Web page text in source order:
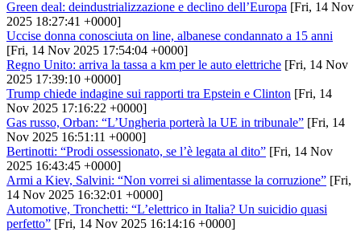
Green deal: deindustrializzazione e declino dell’Europa [Fri, 14 Nov
2025 18:27:41 +0000]
Uccise donna conosciuta on line, albanese condannato a 15 anni
[Fri, 14 Nov 2025 17:54:04 +0000]
Regno Unito: arriva la tassa a km per le auto elettriche [Fri, 14 Nov
2025 17:39:10 +0000]
Trump chiede indagine sui rapporti tra Epstein e Clinton [Fri, 14
Nov 2025 17:16:22 +0000]
Gas russo, Orban: “L’Ungheria porterà la UE in tribunale” [Fri, 14
Nov 2025 16:51:11 +0000]
Bertinotti: “Prodi ossessionato, se l’è legata al dito” [Fri, 14 Nov
2025 16:43:45 +0000]
Armi a Kiev, Salvini: “Non vorrei si alimentasse la corruzione” [Fri,
14 Nov 2025 16:32:01 +0000]
Automotive, Tronchetti: “L’elettrico in Italia? Un suicidio quasi
perfetto” [Fri, 14 Nov 2025 16:14:16 +0000]